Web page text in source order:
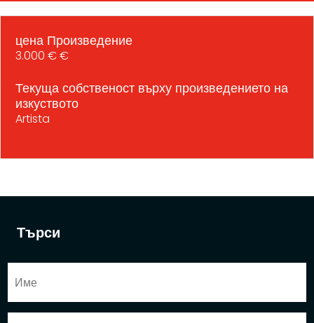
Търси
цена Произведение
3.000 € €
Текуща собственост върху произведението на
изкуството
Artista